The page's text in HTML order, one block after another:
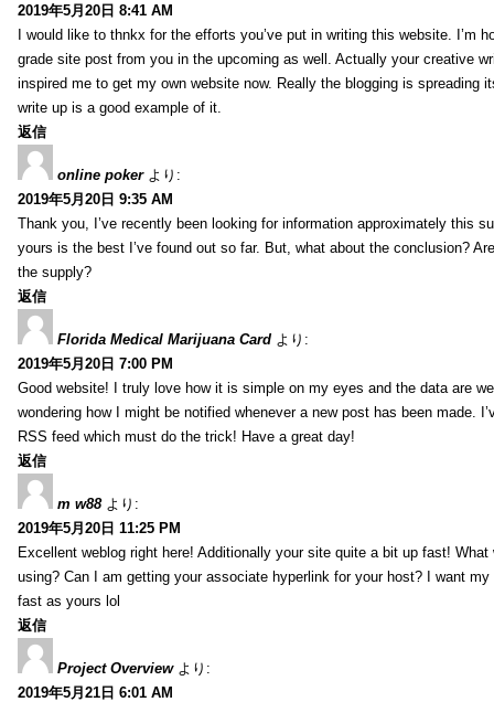
2019年5月20日 8:41 AM
I would like to thnkx for the efforts you’ve put in writing this website. I’m
grade site post from you in the upcoming as well. Actually your creative
inspired me to get my own website now. Really the blogging is spreading
write up is a good example of it.
返信
online poker より:
2019年5月20日 9:35 AM
Thank you, I’ve recently been looking for information approximately this
yours is the best I’ve found out so far. But, what about the conclusion?
the supply?
返信
Florida Medical Marijuana Card より:
2019年5月20日 7:00 PM
Good website! I truly love how it is simple on my eyes and the data are
wondering how I might be notified whenever a new post has been made.
RSS feed which must do the trick! Have a great day!
返信
m w88 より:
2019年5月20日 11:25 PM
Excellent weblog right here! Additionally your site quite a bit up fast! What
using? Can I am getting your associate hyperlink for your host? I want
fast as yours lol
返信
Project Overview より:
2019年5月21日 6:01 AM